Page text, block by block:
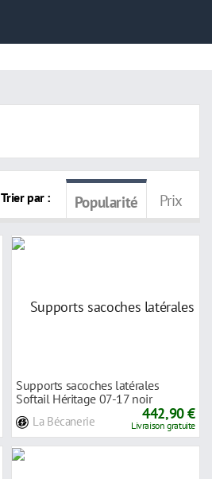
Trier par : Popularité Prix
Supports sacoches latérales
Softail Héritage 07-17 noir
La Bécanerie 442,90 €
Livraison gratuite